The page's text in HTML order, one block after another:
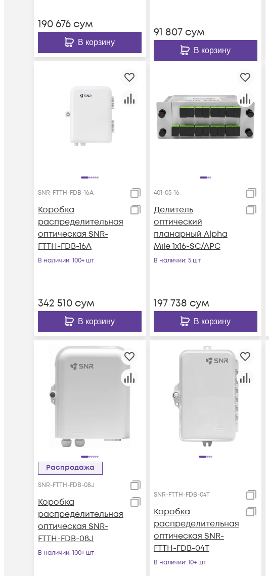
190 676 сум
В корзину
91 807сум
В корзину
SNR-FTTH-FDB-16A
Коробка
распределительная
оптическая SNR-
FTTH-FDB-16A
В наличии: 100+ шт
342 510 сум
В корзину
401-05-16
Делитель
оптический
планарный Alpha
Mile 1x16-SC/APC
В наличии: 5 шт
197 738 сум
В корзину
Распродажа
SNR-FTTH-FDB-08J
Коробка
распределительная
оптическая SNR-
FTTH-FDB-08J
В наличии: 100+ шт
SNR-FTTH-FDB-04T
Коробка
распределительная
оптическая SNR-
FTTH-FDB-04T
В наличии: 10+ шт